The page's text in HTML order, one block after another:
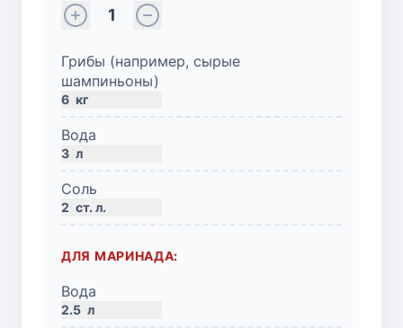
1
Грибы (например, сырые
шампиньоны)
6 кг
Вода
3 л
Соль
2 ст. л.
ДЛЯ МАРИНАДА:
Вода
2.5 л